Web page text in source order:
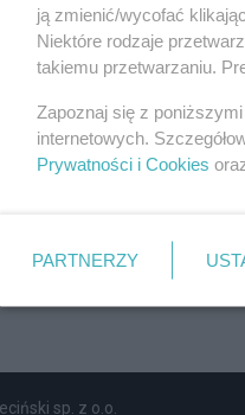
sp. z o.o.
ją zmienić/wycofać
Niektóre rodzaje
takiemu przetwarzaniu.
Zapoznaj się z
internetowych.
Prywatności i Cookies
PARTNERZY